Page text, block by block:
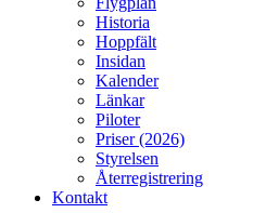
Historia
Hoppfält
Insidan
Kalender
Länkar
Piloter
Priser (2026)
Styrelsen
Återregistrering
Kontakt